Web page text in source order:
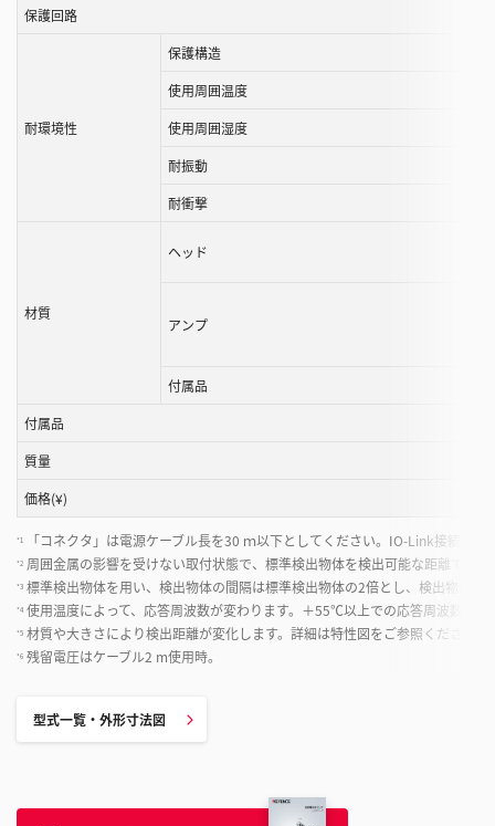
保護回路
耐環境性
保護構造
使用周囲温度
使用周囲湿度
耐振動
耐衝撃
材質
ヘッド
アンプ
付属品
付属品
質量
価格(¥)
*1 「コネクタ」は電源ケーブル長を30 ｍ以下としてください。IO-Link接続時
*2 周囲金属の影響を受けない取付状態で、標準検出物体を検出可能な距離です。
*3 標準検出物体を用い、検出物体の間隔は標準検出物体の2倍とし、検出物体
*4 使用温度によって、応答周波数が変わります。＋55℃以上での応答周波数は
*5 材質や大きさにより検出距離が変化します。詳細は特性図をご参照ください。
*6 残留電圧はケーブル2 m使用時。
型式一覧・外形寸法図